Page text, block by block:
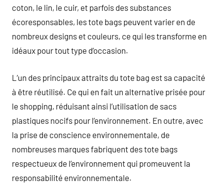
coton, le lin, le cuir, et parfois des substances
écoresponsables, les tote bags peuvent varier en de
nombreux designs et couleurs, ce qui les transforme en
idéaux pour tout type d’occasion.
L’un des principaux attraits du tote bag est sa capacité
à être réutilisé. Ce qui en fait un alternative prisée pour
le shopping, réduisant ainsi l’utilisation de sacs
plastiques nocifs pour l’environnement. En outre, avec
la prise de conscience environnementale, de
nombreuses marques fabriquent des tote bags
respectueux de l’environnement qui promeuvent la
responsabilité environnementale.